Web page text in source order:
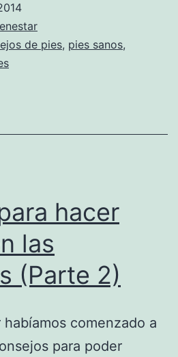
de pies, pies sanos,
hacer
las
(Parte 2)
comenzado a
para poder